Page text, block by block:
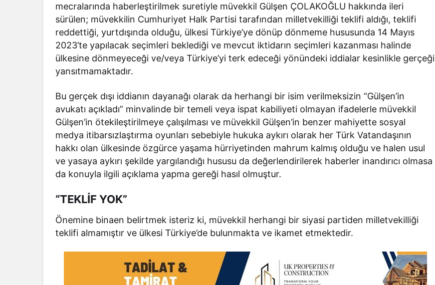
mecralarında haberleştirilmek suretiyle müvekkil Gülşen ÇOLAKOĞLU hakkında ileri
sürülen; müvekkilin Cumhuriyet Halk Partisi tarafından milletvekilliği teklifi aldığı, teklifi
reddettiği, yurtdışında olduğu, ülkesi Türkiye’ye dönüp dönmeme hususunda 14 Mayıs
2023’te yapılacak seçimleri beklediği ve mevcut iktidarın seçimleri kazanması halinde
ülkesine dönmeyeceği ve/veya Türkiye’yi terk edeceği yönündeki iddialar kesinlikle gerçeği
yansıtmamaktadır.
Bu gerçek dışı iddianın dayanağı olarak da herhangi bir isim verilmeksizin “Gülşen’in
avukatı açıkladı” minvalinde bir temeli veya ispat kabiliyeti olmayan ifadelerle müvekkil
Gülşen’in ötekileştirilmeye çalışılması ve müvekkil Gülşen’in benzer mahiyette sosyal
medya itibarsızlaştırma oyunları sebebiyle hukuka aykırı olarak her Türk Vatandaşının
hakkı olan ülkesinde özgürce yaşama hürriyetinden mahrum kalmış olduğu ve halen usul
ve yasaya aykırı şekilde yargılandığı hususu da değerlendirilerek haberler inandırıcı olmasa
da konuyla ilgili açıklama yapma gereği hasıl olmuştur.
“TEKLİF YOK”
Önemine binaen belirtmek isteriz ki, müvekkil herhangi bir siyasi partiden milletvekilliği
teklifi almamıştır ve ülkesi Türkiye’de bulunmakta ve ikamet etmektedir.